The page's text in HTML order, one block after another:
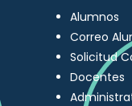
Alumnos
Correo
Solicitud
Docentes